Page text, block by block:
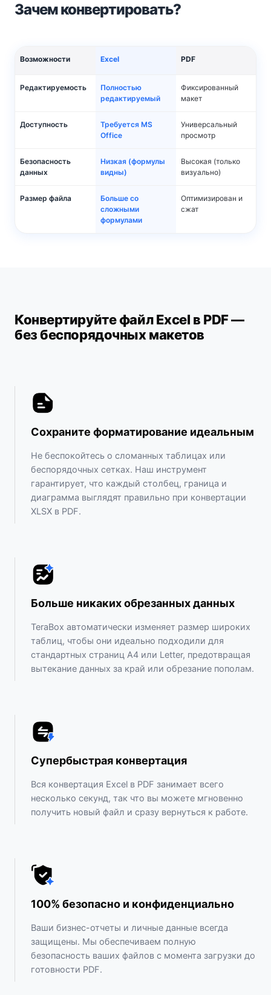
Зачем конвертировать?
Возможности Excel PDF
Редактируемость
Полностью
редактируемый
Фиксированный
макет
Доступность
Требуется MS
Office
Универсальный
просмотр
Безопасность
данных
Низкая (формулы
видны)
Высокая (только
визуально)
Размер файла
Больше со
сложными
формулами
Оптимизирован и
сжат
Конвертируйте файл Excel в PDF —
без беспорядочных макетов
Сохраните форматирование идеальным
Не беспокойтесь о сломанных таблицах или
беспорядочных сетках. Наш инструмент
гарантирует, что каждый столбец, граница и
диаграмма выглядят правильно при конвертации
XLSX в PDF.
Больше никаких обрезанных данных
TeraBox автоматически изменяет размер широких
таблиц, чтобы они идеально подходили для
стандартных страниц A4 или Letter, предотвращая
вытекание данных за край или обрезание пополам.
Супербыстрая конвертация
Вся конвертация Excel в PDF занимает всего
несколько секунд, так что вы можете мгновенно
получить новый файл и сразу вернуться к работе.
100% безопасно и конфиденциально
Ваши бизнес-отчеты и личные данные всегда
защищены. Мы обеспечиваем полную
безопасность ваших файлов с момента загрузки до
готовности PDF.